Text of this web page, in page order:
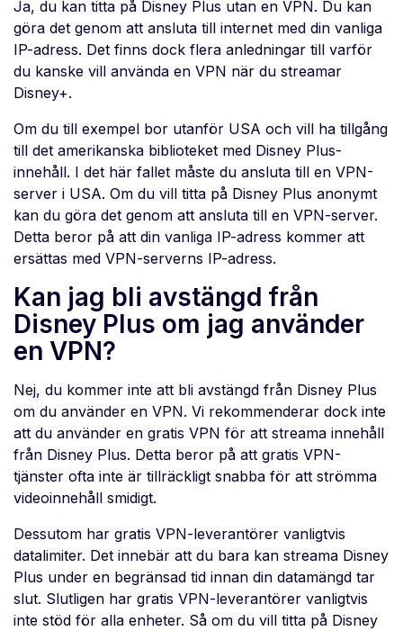
Ja, du kan titta på Disney Plus utan en VPN. Du kan
göra det genom att ansluta till internet med din vanliga
IP-adress. Det finns dock flera anledningar till varför
du kanske vill använda en VPN när du streamar
Disney+.
Om du till exempel bor utanför USA och vill ha tillgång
till det amerikanska biblioteket med Disney Plus-
innehåll. I det här fallet måste du ansluta till en VPN-
server i USA. Om du vill titta på Disney Plus anonymt
kan du göra det genom att ansluta till en VPN-server.
Detta beror på att din vanliga IP-adress kommer att
ersättas med VPN-serverns IP-adress.
Kan jag bli avstängd från
Disney Plus om jag använder
en VPN?
Nej, du kommer inte att bli avstängd från Disney Plus
om du använder en VPN. Vi rekommenderar dock inte
att du använder en gratis VPN för att streama innehåll
från Disney Plus. Detta beror på att gratis VPN-
tjänster ofta inte är tillräckligt snabba för att strömma
videoinnehåll smidigt.
Dessutom har gratis VPN-leverantörer vanligtvis
datalimiter. Det innebär att du bara kan streama Disney
Plus under en begränsad tid innan din datamängd tar
slut. Slutligen har gratis VPN-leverantörer vanligtvis
inte stöd för alla enheter. Så om du vill titta på Disney